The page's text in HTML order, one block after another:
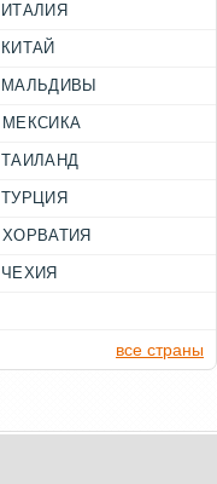
ИТАЛИЯ
КИТАЙ
МАЛЬДИВЫ
МЕКСИКА
ТАИЛАНД
ТУРЦИЯ
ХОРВАТИЯ
ЧЕХИЯ
все страны